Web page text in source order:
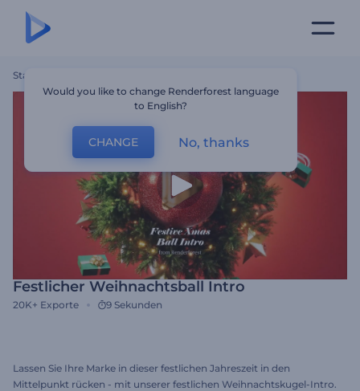
Startseite
Festlicher Weihnachtsball Intro
20K+ Exporte 9 Sekunden
Lassen Sie Ihre Marke in dieser festlichen Jahreszeit in den
Mittelpunkt rücken - mit unserer festlichen Weihnachtskugel-Intro.
Would you like to change Renderforest language
to English?
CHANGE No, thanks